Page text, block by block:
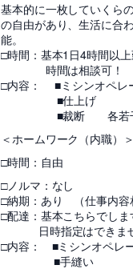
基本的に一枚していくら
の自由があり、生活に合
能。
□時間：基本1日4時間以上
時間は相談可！
□内容： ■ミシンオペレ
■仕上げ
■裁断 各若干
＜ホームワーク（内職）＞
□時間：自由
□ノルマ：なし
□納期：あり （仕事内容
□配達：基本こちらでしま
日時指定はできませ
□内容： ■ミシンオペレ
■手縫い